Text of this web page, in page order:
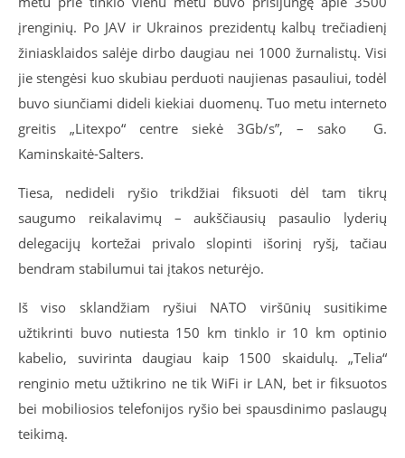
įrenginių. Po JAV ir Ukrainos prezidentų kalbų trečiadienį
žiniasklaidos salėje dirbo daugiau nei 1000 žurnalistų. Visi
jie stengėsi kuo skubiau perduoti naujienas pasauliui, todėl
buvo siunčiami dideli kiekiai duomenų. Tuo metu interneto
greitis „Litexpo“ centre siekė 3Gb/s”, – sako
G.
Kaminskaitė-Salters.
Tiesa, nedideli ryšio trikdžiai fiksuoti dėl tam tikrų
saugumo reikalavimų – aukščiausių pasaulio lyderių
delegacijų kortežai privalo slopinti išorinį ryšį, tačiau
bendram stabilumui tai įtakos neturėjo.
Iš viso sklandžiam ryšiui NATO viršūnių susitikime
užtikrinti buvo nutiesta 150 km tinklo ir 10 km optinio
kabelio, suvirinta daugiau kaip 1500 skaidulų. „Telia“
renginio metu užtikrino ne tik WiFi ir LAN, bet ir fiksuotos
bei mobiliosios telefonijos ryšio bei spausdinimo paslaugų
teikimą.